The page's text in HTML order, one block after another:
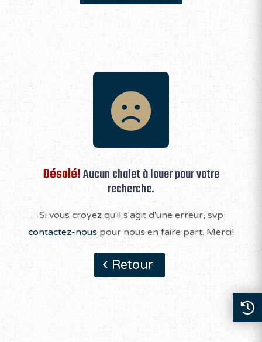
Désolé!Aucun chalet à louer pour votre
recherche.
Si vous croyez qu'il s'agit d'une erreur, svp
contactez-nous pour nous en faire part. Merci!
Retour